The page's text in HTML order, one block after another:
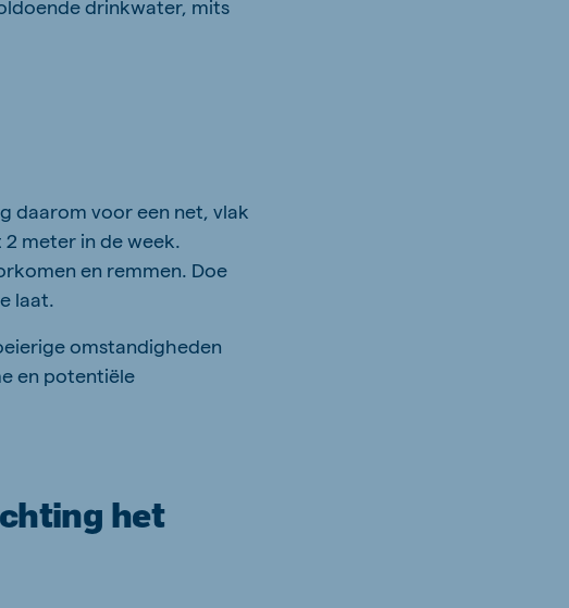
drinkwater, mits
daarom voor een net, vlak
meter in de week.
en remmen. Doe
laat.
omstandigheden
en potentiële
het